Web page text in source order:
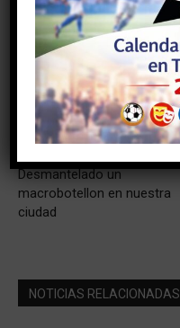
Facebook
Desmantelado un
macrobotellon en nuestra
ciudad
NOTICIAS RELACIONADAS